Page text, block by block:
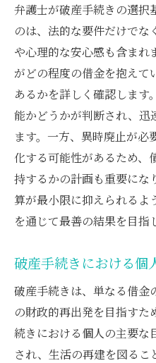
弁護士が破産手続きの選択
のは、法的な要件だけで
や心理的な安心感も含まれ
がどの程度の借金を抱えて
あるかを詳しく確認します
能かどうかが判断され、迅
ます。一方、異時廃止が必
化する可能性があるため、
持するかの計画も重要にな
算が最小限に抑えられるよ
を通じて最善の結果を目指
破産手続きにおける個
破産手続きは、単なる借金
の財政的再出発を目指すた
続きにおける個人の主要な
され、生活の再建を図るこ